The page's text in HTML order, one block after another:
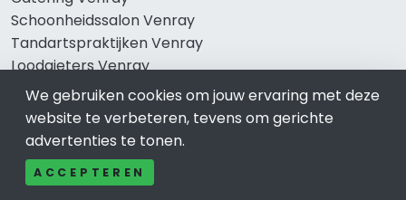
Schoonheidssalon Venray
Tandartspraktijken Venray
Loodgieters Venray
Stukadoorsbedrijf Venray
Verhuisbedrijf Venray
Wij zijn er voor
We gebruiken cookies om jouw ervaring met deze
website te verbeteren, tevens om gerichte
advertenties te tonen.
ACCEPTEREN